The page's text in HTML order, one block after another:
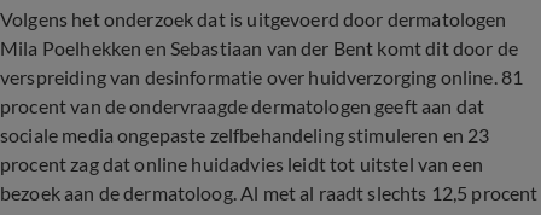
Volgens het onderzoek dat is uitgevoerd door dermatologen
Mila Poelhekken en Sebastiaan van der Bent komt dit door de
verspreiding van desinformatie over huidverzorging online. 81
procent van de ondervraagde dermatologen geeft aan dat
sociale media ongepaste zelfbehandeling stimuleren en 23
procent zag dat online huidadvies leidt tot uitstel van een
bezoek aan de dermatoloog. Al met al raadt slechts 12,5 procent